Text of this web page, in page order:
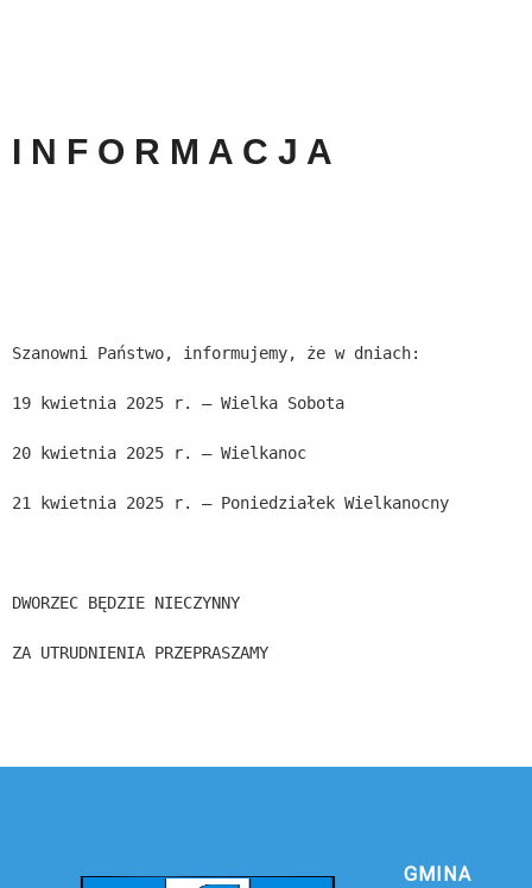
I N F O R M A C J A
Szanowni Państwo, informujemy, że w dniach:
19 kwietnia 2025 r. – Wielka Sobota
20 kwietnia 2025 r. – Wielkanoc
21 kwietnia 2025 r. – Poniedziałek Wielkanocny
DWORZEC BĘDZIE NIECZYNNY
ZA UTRUDNIENIA PRZEPRASZAMY
GMINA